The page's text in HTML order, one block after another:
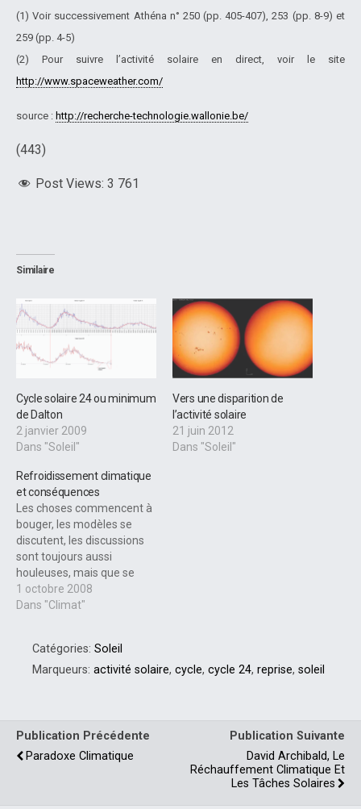
(1) Voir successivement Athéna n° 250 (pp. 405-407), 253 (pp. 8-9) et
259 (pp. 4-5)
(2) Pour suivre l’activité solaire en direct, voir le site
http://www.spaceweather.com/
source : http://recherche-technologie.wallonie.be/
(443)
Post Views: 3 761
Similaire
Cycle solaire 24 ou minimum
de Dalton
2 janvier 2009
Dans "Soleil"
Vers une disparition de
l’activité solaire
21 juin 2012
Dans "Soleil"
Refroidissement climatique
et conséquences
Les choses commencent à
bouger, les modèles se
discutent, les discussions
sont toujours aussi
houleuses, mais que se
passe t-il ? Le
réchauffement climatique
mauvais élève. Le nouveau
cycle solaire noté numéro
1 octobre 2008
Dans "Climat"
Catégories: Soleil
Marqueurs: activité solaire, cycle, cycle 24, reprise, soleil
Publication Précédente
Paradoxe Climatique
Publication Suivante
David Archibald, Le
Réchauffement Climatique Et
Les Tâches Solaires